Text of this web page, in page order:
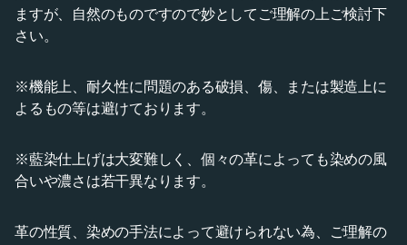
ますが、自然のものですので妙としてご理解の上ご検討下
さい。
※機能上、耐久性に問題のある破損、傷、または製造上に
よるもの等は避けております。
※藍染仕上げは大変難しく、個々の革によっても染めの風
合いや濃さは若干異なります。
革の性質、染めの手法によって避けられない為、ご理解の